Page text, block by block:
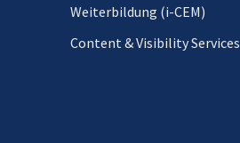
Weiterbildung (i-CEM)
Content & Visibility Services